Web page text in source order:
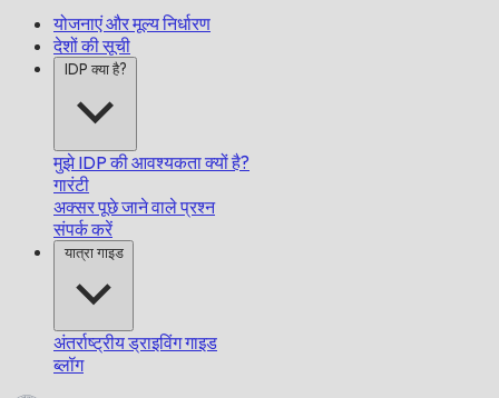
योजनाएं और मूल्य निर्धारण
देशों की सूची
IDP क्या है?
मुझे IDP की आवश्यकता क्यों है?
गारंटी
अक्सर पूछे जाने वाले प्रश्न
संपर्क करें
यात्रा गाइड
अंतर्राष्ट्रीय ड्राइविंग गाइड
ब्लॉग